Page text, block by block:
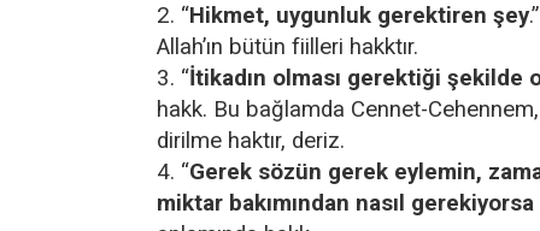
2. “Hikmet, uygunluk gerektiren şey
Allah’ın bütün fiilleri hakktır.
3. “İtikadın olması gerektiği şekilde
hakk. Bu bağlamda Cennet-
dirilme haktır, deriz.
4. “Gerek sözün gerek eylemin,
miktar bakımından nasıl